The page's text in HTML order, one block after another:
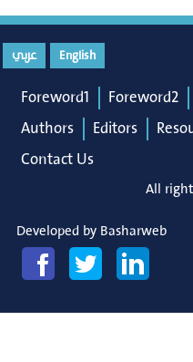
English عربي
Foreword1 Foreword2
Authors
Editors
Contact Us
All
Developed by Basharweb